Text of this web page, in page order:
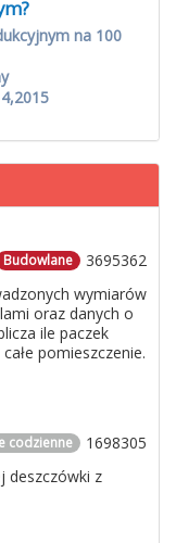
na 100
3695362
Budowlane
wymiarów
oraz danych o
ile paczek
pomieszczenie.
1698305
codzienne
deszczówki z